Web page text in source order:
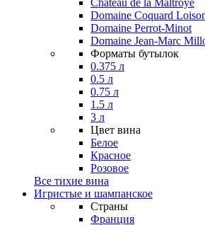
Château de la Maltroye
Domaine Coquard
Domaine Perrot-Minot
Domaine Jean-Marc
Форматы бутылок
0.375 л
0.5 л
0.75 л
1.5 л
3 л
Цвет вина
Белое
Красное
Розовое
Все тихие вина
Игристые и шампанское
Страны
Франция